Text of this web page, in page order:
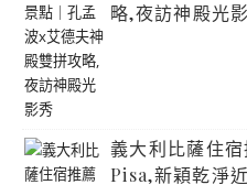
略,夜訪神殿光
義大利比薩住
Pisa,新穎乾淨